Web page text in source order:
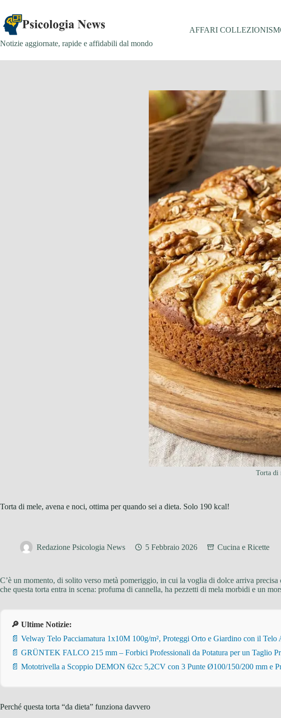
contenuto
Notizie aggiornate, rapide e affidabili dal mondo
AFFARI
Torta di
Torta di mele, avena e noci, ottima per quando sei a dieta. Solo 190 kcal!
Redazione Psicologia News 5 Febbraio 2026 Cucina e Ricette
C’è un momento, di solito verso metà pomeriggio, in cui la voglia di dolce arriva
che questa torta entra in scena: profuma di cannella, ha pezzetti di mela morbidi e un
🔎 Ultime Notizie:
📄 Velway Telo Pacciamatura 1x10M 100g/m², Proteggi Orto e Giardino con il
📄 GRÜNTEK FALCO 215 mm – Forbici Professionali da Potatura per un Taglio
📄 Mototrivella a Scoppio DEMON 62cc 5,2CV con 3 Punte Ø100/150/200 mm e
Perché questa torta “da dieta” funziona davvero